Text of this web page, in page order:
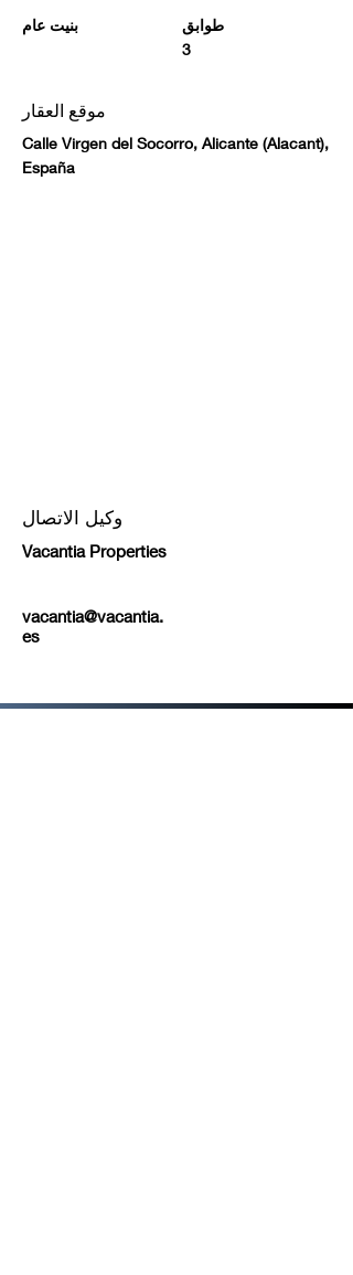
بنيت عام
طوابق
3
موقع العقار
Calle Virgen del Socorro, Alicante (Alacant),
España
وكيل الاتصال
Vacantia Properties
vacantia@vacantia.
es